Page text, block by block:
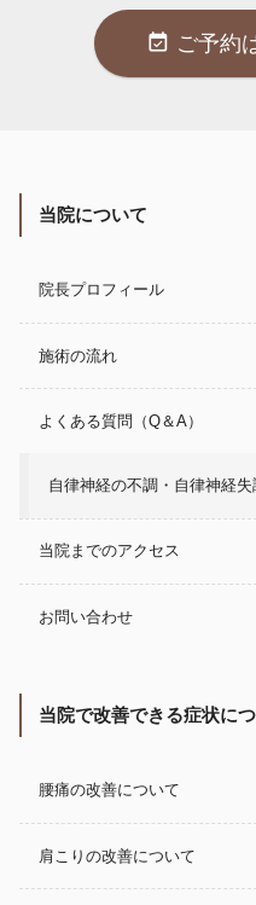
event_available ご予約
当院について
院長プロフィール
施術の流れ
よくある質問（Q＆A）
自律神経の不調・自律神経
当院までのアクセス
お問い合わせ
当院で改善できる症状に
腰痛の改善について
肩こりの改善について